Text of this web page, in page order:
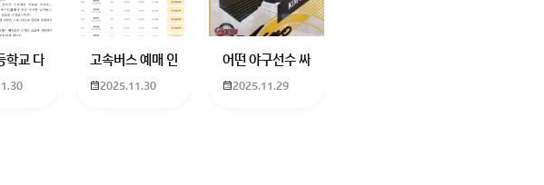
로일반형은 케이스가 많이 없고 프로형은 많아서
어요 임영웅 11월 브랜드평판에서 스타부문에서의 임영웅 순위 알고싶어요
학교 다자녀 제가 2027학년도 고등학교 입학생인데요 지망하는 학교가 전주 한일고인데 1. 다자녀
고속버스 예매 인천공항에서 대전으로 가는 버스를 이용하려하는데 버스 노선이 인천
2025.11.30
어떤 야구선수 싸인일까요? 제가 옛날에 롯데 자이언츠 선수
2025.11.29